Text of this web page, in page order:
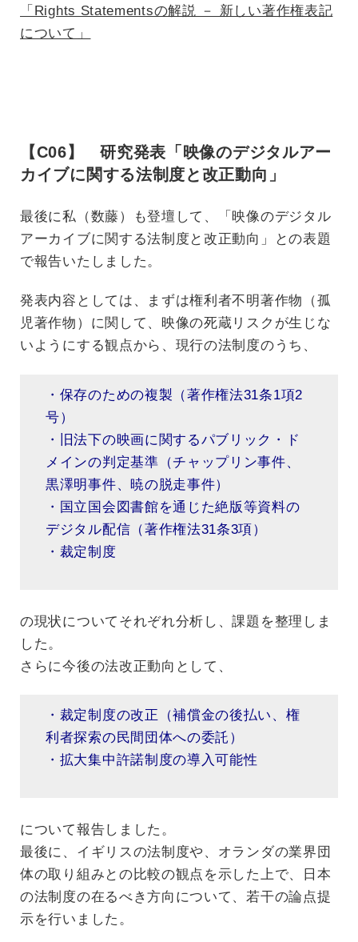
「Rights Statementsの解説 － 新しい著作権表記
について」
【C06】 研究発表「映像のデジタルアー
カイブに関する法制度と改正動向」
最後に私（数藤）も登壇して、「映像のデジタル
アーカイブに関する法制度と改正動向」との表題
で報告いたしました。
発表内容としては、まずは権利者不明著作物（孤
児著作物）に関して、映像の死蔵リスクが生じな
いようにする観点から、現行の法制度のうち、
・保存のための複製（著作権法31条1項2
号）
・旧法下の映画に関するパブリック・ド
メインの判定基準（チャップリン事件、
黒澤明事件、暁の脱走事件）
・国立国会図書館を通じた絶版等資料の
デジタル配信（著作権法31条3項）
・裁定制度
の現状についてそれぞれ分析し、課題を整理しま
した。
さらに今後の法改正動向として、
・裁定制度の改正（補償金の後払い、権
利者探索の民間団体への委託）
・拡大集中許諾制度の導入可能性
について報告しました。
最後に、イギリスの法制度や、オランダの業界団
体の取り組みとの比較の観点を示した上で、日本
の法制度の在るべき方向について、若干の論点提
示を行いました。